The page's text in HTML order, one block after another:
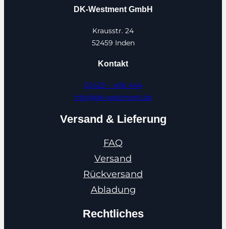
DK-Westment GmbH
Krausstr. 24
52459 Inden
Kontakt
02423 – 406 444
info@dk-westment.de
Versand & Lieferung
FAQ
Versand
Rückversand
Abladung
Rechtliches